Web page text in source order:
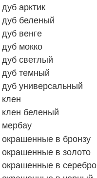
арктик
беленый
венге
мокко
светлый
темный
универсальный
беленый
в бронзу
в золото
в серебро